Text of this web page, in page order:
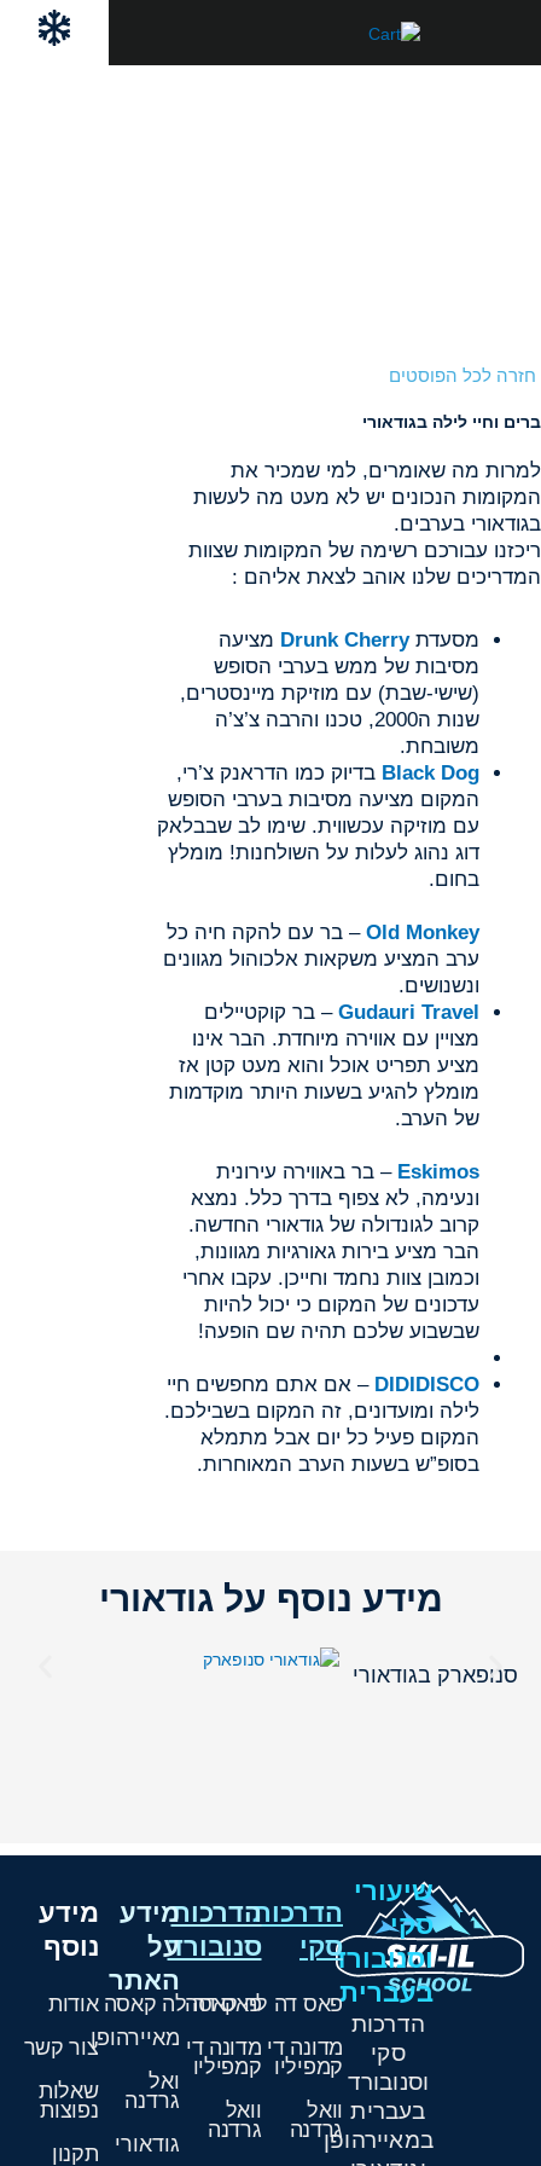
חזרה לכל הפוסטים
ברים וחיי לילה בגודאורי
למרות מה שאומרים, למי שמכיר את
המקומות הנכונים יש לא מעט מה לעשות
בגודאורי בערבים.
ריכזנו עבורכם רשימה של המקומות שצוות
המדריכים שלנו אוהב לצאת אליהם :
מסעדת Drunk Cherry
מציעה
מסיבות של ממש בערבי הסופש
(שישי-שבת) עם מוזיקת מיינסטרים,
שנות ה2000, טכנו והרבה צ’צ’ה
משובחת.
Black Dog
בדיוק כמו הדראנק צ’רי,
המקום מציעה מסיבות בערבי הסופש
עם מוזיקה עכשווית. שימו לב שבבלאק
דוג נהוג לעלות על השולחנות! מומלץ
בחום.
Old Monkey – בר עם להקה חיה כל
ערב המציע משקאות אלכוהול מגוונים
ונשנושים.
Gudauri Travel
– בר קוקטיילים
מצויין עם אווירה מיוחדת. הבר אינו
מציע תפריט אוכל והוא מעט קטן אז
מומלץ להגיע בשעות היותר מוקדמות
של הערב.
Eskimos
– בר באווירה עירונית
ונעימה, לא צפוף בדרך כלל. נמצא
קרוב לגונדולה של גודאורי החדשה.
הבר מציע בירות גאורגיות מגוונות,
וכמובן צוות נחמד וחייכן. עקבו אחרי
עדכונים של המקום כי יכול להיות
שבשבוע שלכם תהיה שם הופעה!
DIDIDISCO – אם אתם מחפשים חיי
לילה ומועדונים, זה המקום בשבילכם.
המקום פעיל כל יום אבל מתמלא
בסופ”ש בשעות הערב המאוחרות.
מידע נוסף על גודאורי
סנופארק בגודאורי
שיעורי
סקי
וסנובורד
בעברית
הדרכות
סקי
וסנובורד
בעברית
במאיירהופן
הדרכות
סקי
פאס דה לה קאסה
מדונה די
קמפיליו
וואל
גרדנה
הדרכות
סנובורד
פאס דה לה קאסה
מדונה די
קמפיליו
וואל
גרדנה
מידע
על
האתר
מאיירהופן
ואל
גרדנה
גודאורי
מידע
נוסף
אודות
צור קשר
שאלות
נפוצות
תקנון